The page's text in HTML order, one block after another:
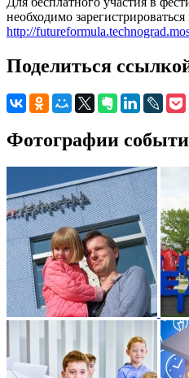
необходимо зарегистрироваться
http://
Поделиться
Фотографии